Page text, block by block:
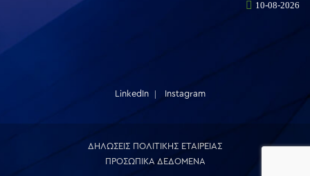
LinkedIn Instagram
ΔΗΛΩΣΕΙΣ ΠΟΛΙΤΙΚΗΣ ΕΤΑΙΡΕΙΑΣ
ΠΡΟΣΩΠΙΚΑ ΔΕΔΟΜΕΝΑ